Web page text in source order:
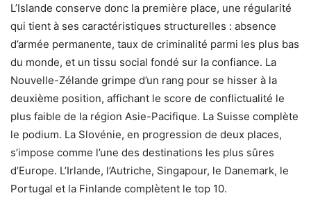
L’Islande conserve donc la première place, une régularité
qui tient à ses caractéristiques structurelles : absence
d’armée permanente, taux de criminalité parmi les plus bas
du monde, et un tissu social fondé sur la confiance. La
Nouvelle-Zélande grimpe d’un rang pour se hisser à la
deuxième position, affichant le score de conflictualité le
plus faible de la région Asie-Pacifique. La Suisse complète
le podium. La Slovénie, en progression de deux places,
s’impose comme l’une des destinations les plus sûres
d’Europe. L’Irlande, l’Autriche, Singapour, le Danemark, le
Portugal et la Finlande complètent le top 10.